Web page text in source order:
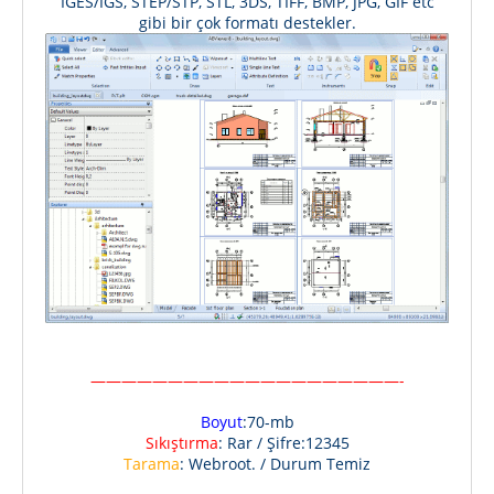
gibi bir çok formatı destekler.
————————————————————-
Boyut:70-mb
Sıkıştırma: Rar / Şifre:12345
Tarama: Webroot. / Durum Temiz